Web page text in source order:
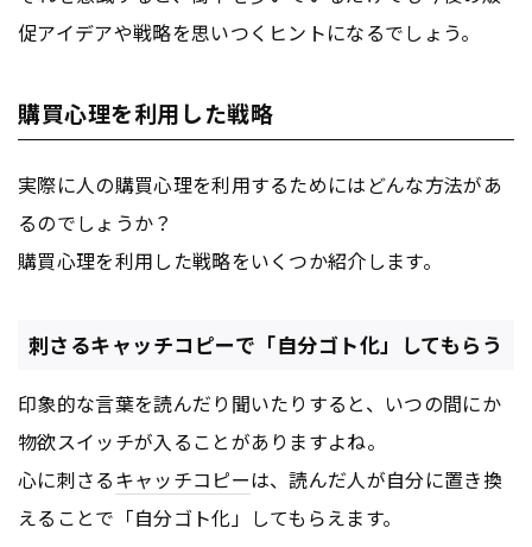
促アイデアや戦略を思いつくヒントになるでしょう。
購買心理を利用した戦略
実際に人の購買心理を利用するためにはどんな方法があ
るのでしょうか？
購買心理を利用した戦略をいくつか紹介します。
刺さるキャッチコピーで「自分ゴト化」してもらう
印象的な言葉を読んだり聞いたりすると、いつの間にか
物欲スイッチが入ることがありますよね。
心に刺さるキャッチコピーは、読んだ人が自分に置き換
えることで「自分ゴト化」してもらえます。